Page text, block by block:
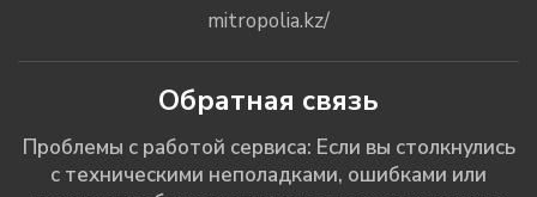
mitropolia.kz/
Обратная связь
Проблемы с работой сервиса: Если вы столкнулись
с техническими неполадками, ошибками или